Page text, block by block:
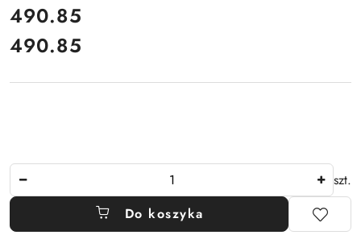
cena:
490.85
Cena:
490.85
szt.
Do koszyka